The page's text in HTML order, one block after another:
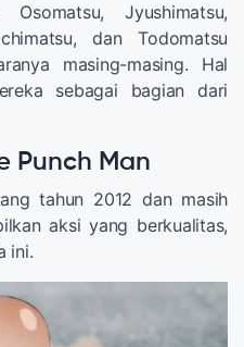
Jyushimatsu,
dan Todomatsu
masing-masing. Hal
sebagai bagian dari
Punch Man
tahun 2012 dan masih
aksi yang berkualitas,
ini.